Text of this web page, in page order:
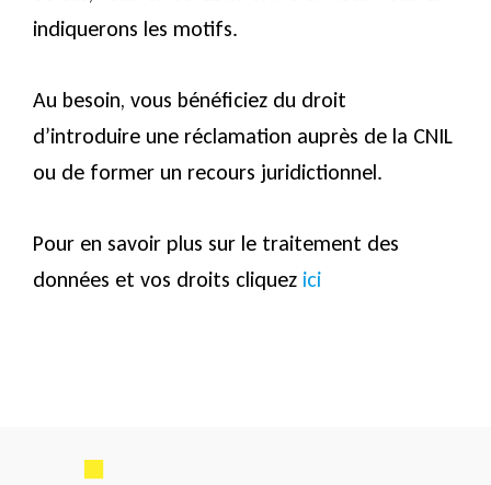
indiquerons les motifs.
Au besoin, vous bénéficiez du droit
d’introduire une réclamation auprès de la CNIL
ou de former un recours juridictionnel.
Pour en savoir plus sur le traitement des
données et vos droits cliquez ici